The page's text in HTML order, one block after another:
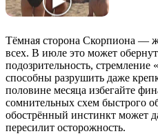
Тёмная сторона Скорпиона —
всех. В июле это может
подозрительность, стремление
способны разрушить даже
половине месяца избегайте
сомнительных схем быстрого
обострённый инстинкт может
пересилит осторожность.